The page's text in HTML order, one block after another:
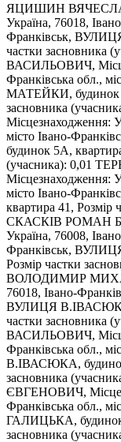
ЯЦИШИН
Україна, 76018,
Франківськ,
частки
ВАСИЛЬОВИЧ,
Франківська обл.,
МАТЕЙКИ, будинок
засновника
Місцезнаходження:
місто Івано-
будинок 5А,
(учасника): 0,01
Місцезнаходження:
місто Івано-
квартира 41, Розмір
СКАСКІВ РОМАН
Україна, 76008,
Франківськ,
Розмір частки
ВОЛОДИМИР
76018, Івано-
ВУЛИЦЯ В.ІВАСЮКА,
частки
ВАСИЛЬОВИЧ,
Франківська обл.,
В.ІВАСЮКА, будинок
засновника
ЄВГЕНОВИЧ,
Франківська обл.,
ГАЛИЦЬКА, будинок
засновника